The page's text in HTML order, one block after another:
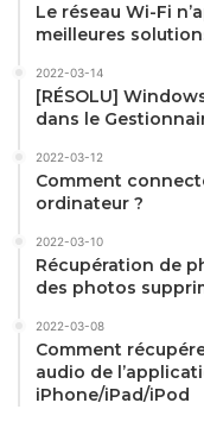
Le réseau Wi-Fi
meilleures
2022-03-14
[RÉSOLU]
dans le
2022-03-12
Comment
ordinateur ?
2022-03-10
Récupération de
des photos
2022-03-08
Comment
audio de
iPhone/iPad/iPod